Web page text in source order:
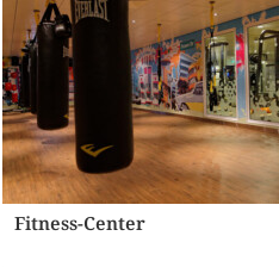
Fitness-Center